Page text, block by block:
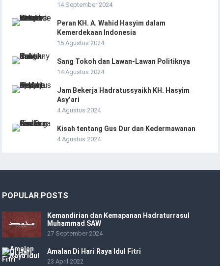
14 September 2024
Peran KH. A. Wahid Hasyim dalam
Kemerdekaan Indonesia
16 Agustus 2024
Sang Tokoh dan Lawan-Lawan Politiknya
14 Agustus 2024
Jam Bekerja Hadratussyaikh KH. Hasyim
Asy’ari
4 Agustus 2024
Kisah tentang Gus Dur dan Kedermawanan
4 Agustus 2024
POPULAR POSTS
Kemandirian dan Kemapanan Hadraturrasul
Muhammad SAW
27 September 2024
Amalan Di Hari Raya Idul Fitri
23 April 2022